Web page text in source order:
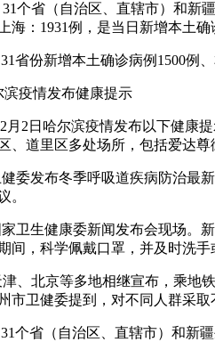
个省（自治区、直辖市）和新
海：1931例，是当日新增本土
省份新增本土确诊病例1500例
滨疫情发布健康提示
月2日哈尔滨疫情发布以下健
、道里区多处场所，包括爱达
健委发布冬季呼吸道疾病防治
。
家卫生健康委新闻发布会现场
间，科学佩戴口罩，并及时洗手
津、北京等多地相继宣布，乘
市卫健委提到，对不同人群采
个省（自治区、直辖市）和新